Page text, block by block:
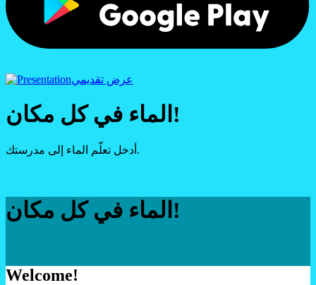
عرض تقديمي
الماء في كل مكان!
أدخل تعلّم الماء إلى مدرستك.
الماء في كل مكان!
Welcome!